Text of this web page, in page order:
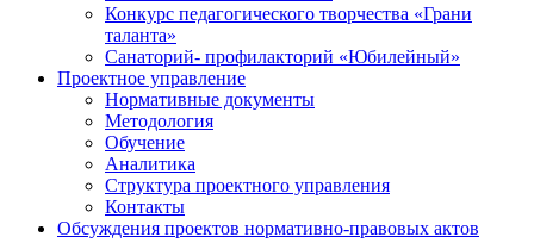
Конкурс педагогического творчества «Грани
таланта»
Санаторий- профилакторий «Юбилейный»
Проектное управление
Нормативные документы
Методология
Обучение
Аналитика
Структура проектного управления
Контакты
Обсуждения проектов нормативно-правовых актов